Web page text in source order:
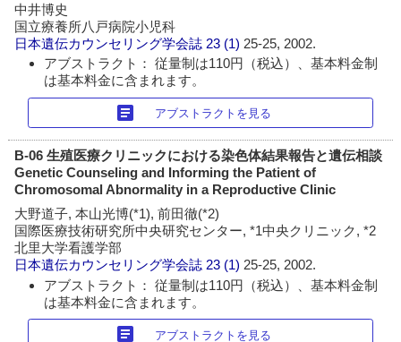
中井博史
国立療養所八戸病院小児科
日本遺伝カウンセリング学会誌 23 (1) 25-25, 2002.
アブストラクト： 従量制は110円（税込）、基本料金制
は基本料金に含まれます。
article アブストラクトを見る
B-06 生殖医療クリニックにおける染色体結果報告と遺伝相談
Genetic Counseling and Informing the Patient of
Chromosomal Abnormality in a Reproductive Clinic
大野道子, 本山光博(*1), 前田徹(*2)
国際医療技術研究所中央研究センター, *1中央クリニック, *2
北里大学看護学部
日本遺伝カウンセリング学会誌 23 (1) 25-25, 2002.
アブストラクト： 従量制は110円（税込）、基本料金制
は基本料金に含まれます。
article アブストラクトを見る